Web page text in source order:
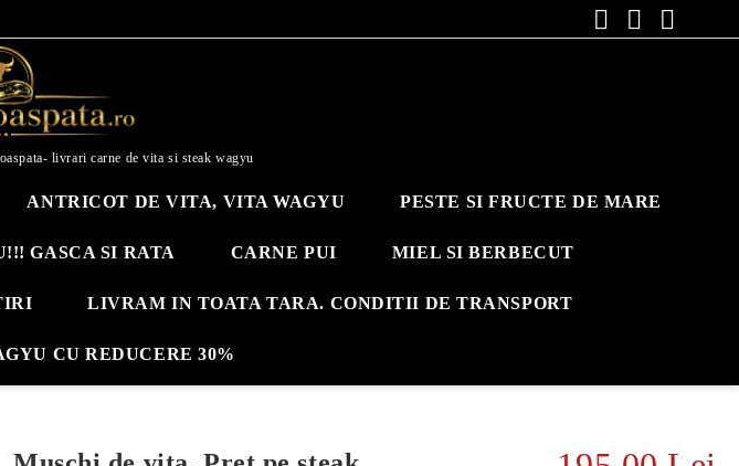
livrari carne de vita si steak wagyu
ANTRICOT DE VITA, VITA WAGYU PESTE SI FRUCTE DE MARE
GASCA SI RATA CARNE PUI MIEL SI BERBECUT
LIVRAM IN TOATA TARA. CONDITII DE TRANSPORT
CU REDUCERE 30%